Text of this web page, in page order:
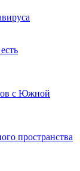
с Южной
пространства